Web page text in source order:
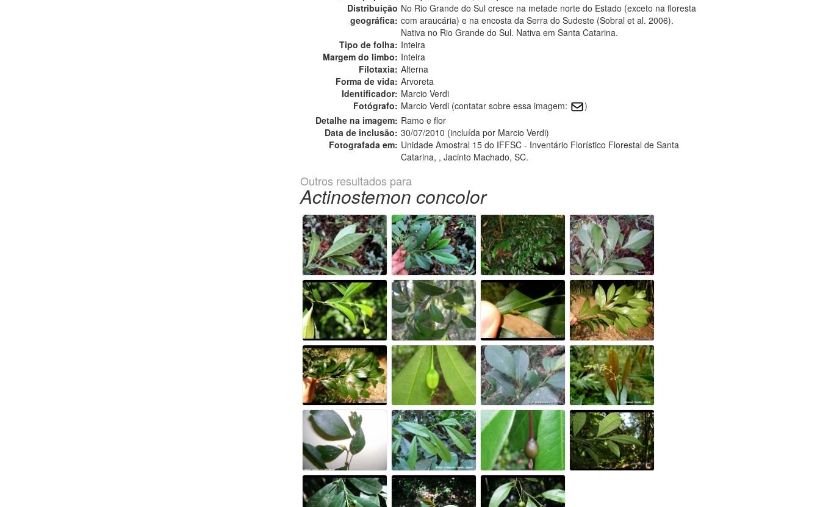
Distribuição
geográfica:
No Rio Grande do Sul cresce na metade norte do Estado (exceto na floresta
com araucária) e na encosta da Serra do Sudeste (Sobral et al. 2006).
Nativa no Rio Grande do Sul. Nativa em Santa Catarina.
Tipo de folha: Inteira
Margem do limbo: Inteira
Filotaxia: Alterna
Forma de vida: Arvoreta
Identificador: Marcio Verdi
Fotógrafo: Marcio Verdi (contatar sobre essa imagem:
)
Detalhe na imagem: Ramo e flor
Data de inclusão: 30/07/2010 (incluída por Marcio Verdi)
Fotografada em: Unidade Amostral 15 do IFFSC - Inventário Florístico Florestal de Santa
Catarina, , Jacinto Machado, SC.
Outros resultados para
Actinostemon concolor